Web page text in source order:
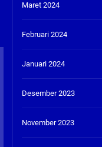
Maret 2024
Februari 2024
Januari 2024
Desember 2023
November 2023